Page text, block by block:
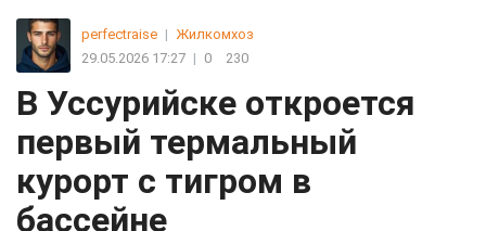
perfectraise | Жилкомхоз
29.05.2026 17:27 | 0 230
В Уссурийске откроется
первый термальный
курорт с тигром в
бассейне